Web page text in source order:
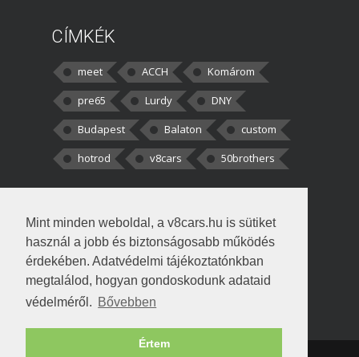
Mint minden weboldal, a v8cars.hu is sütiket
használ a jobb és biztonságosabb működés
érdekében. Adatvédelmi tájékoztatónkban
megtalálod, hogyan gondoskodunk adataid
védelméről. Bővebben
Értem
CÍMKÉK
meet ACCH
Komárom
pre65
Lurdy
DNY
Budapest
Balaton
custom
hotrod
v8cars 50brothers
kortisz:Elszúrtam! Én csak két
darabbaal számoltam. Nem tudtam, hogy fél autót,
Béke:
!fasza Örültem is nagyon, amikor